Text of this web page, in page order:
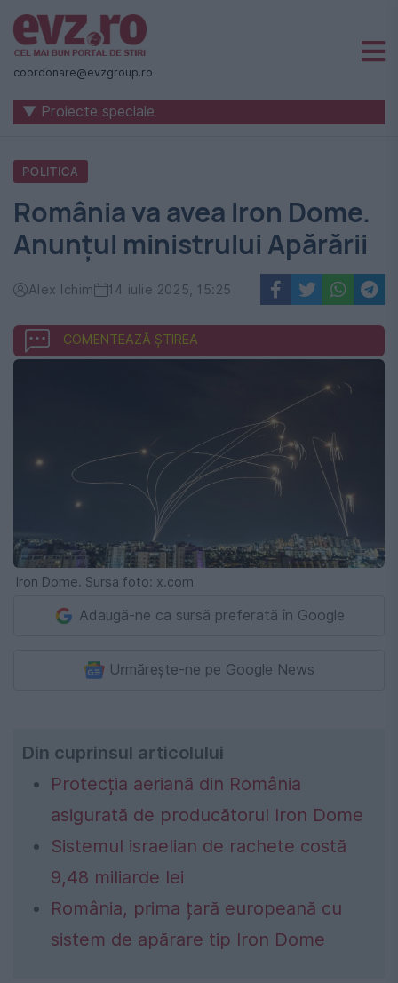
Știri
naționale
internaționale
România
-
Evenimentul
Zilei
coordonare@evzgroup.ro
▼ Proiecte speciale
POLITICA
România va avea Iron Dome.
Anunțul ministrului Apărării
Alex Ichim 14 iulie 2025, 15:25
COMENTEAZĂ ȘTIREA
Iron Dome. Sursa foto: x.com
Adaugă-ne ca sursă preferată în Google
Urmărește-ne pe Google News
Din cuprinsul articolului
Protecția aeriană din România
asigurată de producătorul Iron Dome
Sistemul israelian de rachete costă
9,48 miliarde lei
România, prima țară europeană cu
sistem de apărare tip Iron Dome